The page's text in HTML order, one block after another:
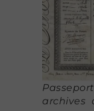
archives